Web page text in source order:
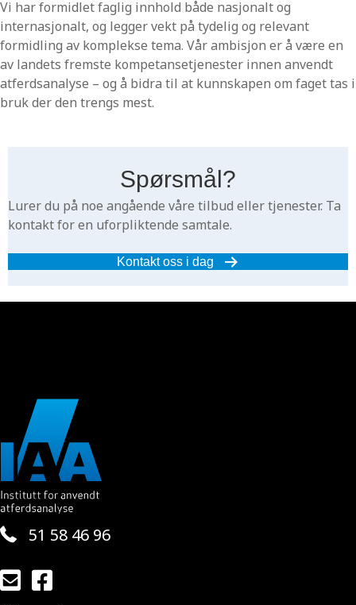
Vi har formidlet faglig innhold både nasjonalt og
internasjonalt, og legger vekt på tydelig og relevant
formidling av komplekse tema. Vår ambisjon er å være en
av landets fremste kompetansetjenester innen anvendt
atferdsanalyse – og å bidra til at kunnskapen om faget tas i
bruk der den trengs mest.
Spørsmål?
Lurer du på noe angående våre tilbud eller tjenester. Ta
kontakt for en uforpliktende samtale.
Kontakt oss i dag
51 58 46 96
Send en e-post til kontakt@iaa.no
Lenke til vår side på facebook